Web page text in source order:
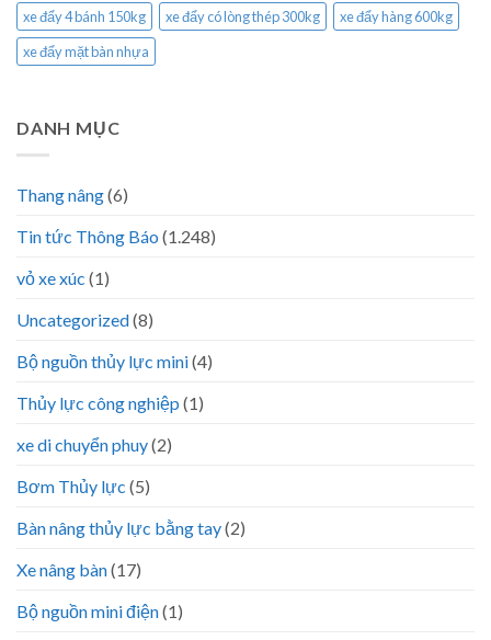
xe đẩy 4 bánh 150kg
xe đẩy có lòng thép 300kg
xe đẩy hàng 600kg
xe đẩy mặt bàn nhựa
DANH MỤC
Thang nâng(6)
Tin tức Thông Báo (1.248)
vỏ xe xúc (1)
Uncategorized(8)
Bộ nguồn thủy lực mini(4)
Thủy lực công nghiệp (1)
xe di chuyển phuy(2)
Bơm Thủy lực (5)
Bàn nâng thủy lực bằng tay(2)
Xe nâng bàn(17)
Bộ nguồn mini điện(1)